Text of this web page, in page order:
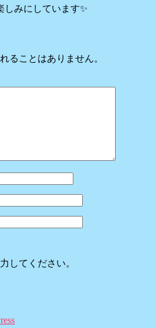
しみにしています✨
ることはありません。
してください。